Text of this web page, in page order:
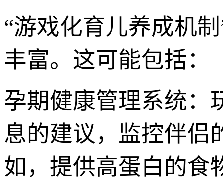
“游戏化育儿养成机
丰富。这可能包括：
孕期健康管理系统：
息的建议，监控伴侣
如，提供高蛋白的食